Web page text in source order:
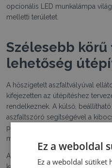
opcionális LED munkalámpa
melletti területet.
Szélesebb
lehetőség
A hőszigetelt aszfaltvályúval
kifejezetten az útépítéshez
rendelkeznek. A külső,
aszfaltszóró segítségével a
pontosan szabályozható, hogy
munkák is könnyen kivitelezhetők.
A szórófej irányvezetői nem
Ez a weboldal
Ez a weboldal sütiket